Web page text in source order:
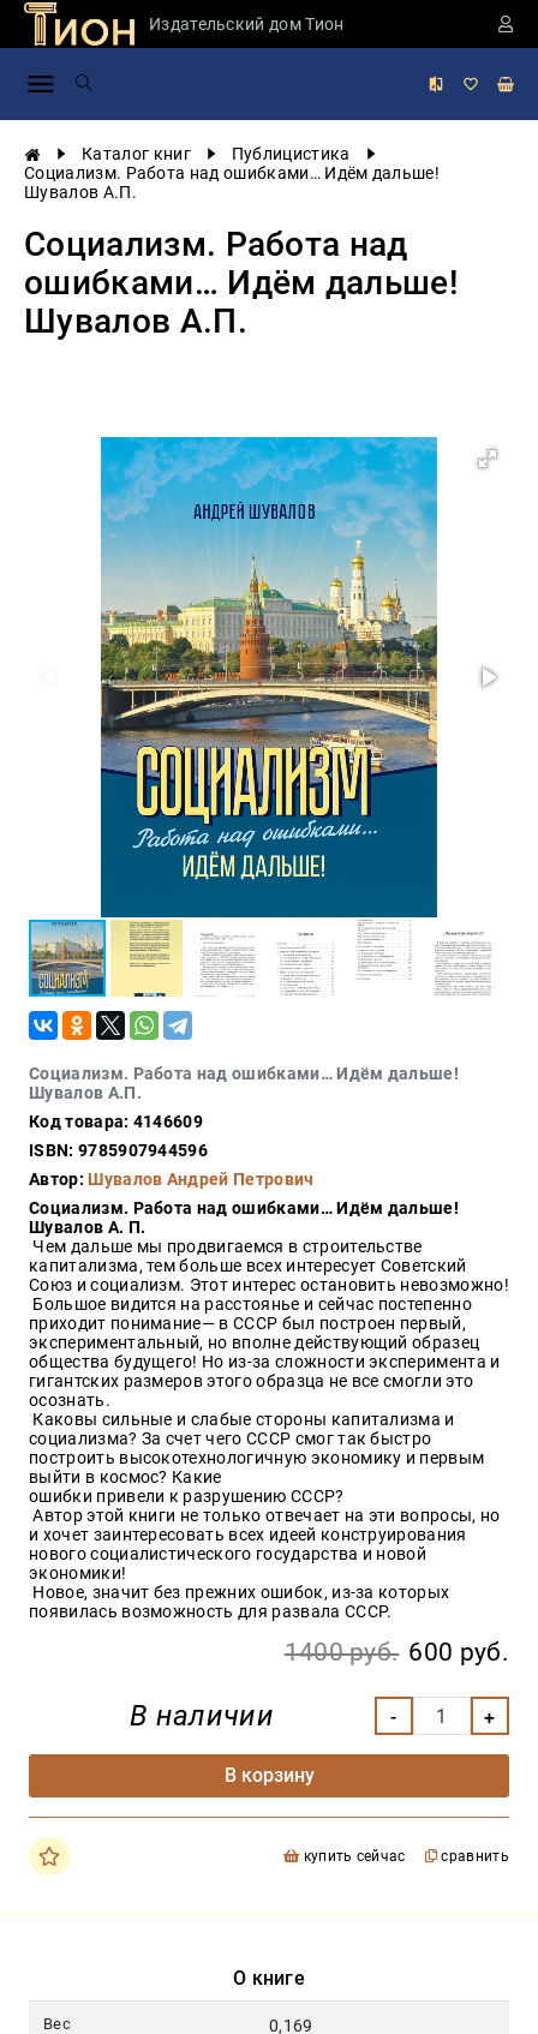
Издательский дом Тион
Каталог книг
Публицистика
Социализм. Работа над ошибками… Идём дальше!
Шувалов А.П.
Социализм. Работа над
ошибками… Идём дальше!
Шувалов А.П.
Социализм. Работа над ошибками… Идём дальше!
Шувалов А.П.
Код товара: 4146609
ISBN: 9785907944596
Автор:Шувалов Андрей Петрович
Социализм. Работа над ошибками… Идём дальше!
Шувалов А. П.
Чем дальше мы продвигаемся в строительстве
капитализма, тем больше всех интересует Советский
Союз и социализм. Этот интерес остановить невозможно!
Большое видится на расстоянье и сейчас постепенно
приходит понимание— в СССР был построен первый,
экспериментальный, но вполне действующий образец
общества будущего! Но из-за сложности эксперимента и
гигантских размеров этого образца не все смогли это
осознать.
Каковы сильные и слабые стороны капитализма и
социализма? За счет чего СССР смог так быстро
построить высокотехнологичную экономику и первым
выйти в космос? Какие
ошибки привели к разрушению СССР?
Автор этой книги не только отвечает на эти вопросы, но
и хочет заинтересовать всех идеей конструирования
нового социалистического государства и новой
экономики!
Новое, значит без прежних ошибок, из-за которых
появилась возможность для развала СССР.
1400 руб. 600 руб.
В наличии
В корзину
купить сейчас сравнить
О книге
Вес 0,169
Занимательная
России
Мировая
Экономика
и
приключения
будущего
Публицистика
Проза
непознанное
Образ
жизни
Философия
Военная
история
Конспирология
Политика
Туризм
Разное
Кухня,
гастрономия,
кулинария
Закон
Красота
и
Оптовикам
Авторам
Контакты
Мероприятия
+7(499)
350-17-
79
Москва
pochta@den-
magazin.ru